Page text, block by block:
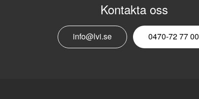
Kontakta oss
info@lvi.se 0470-72 77 00